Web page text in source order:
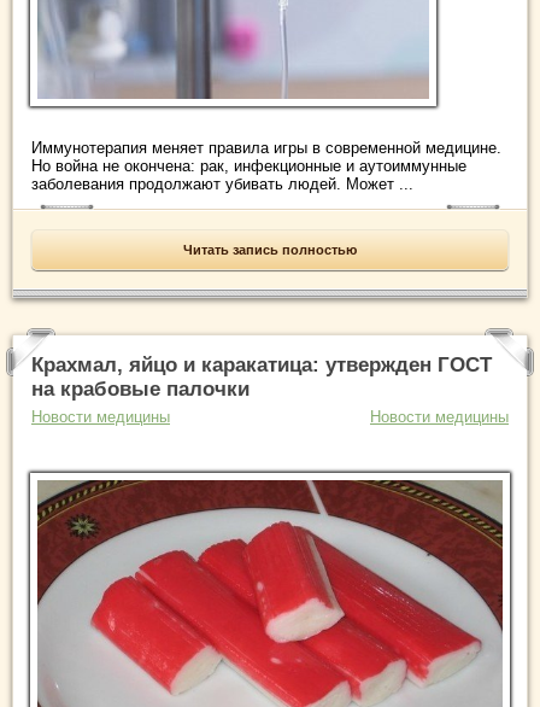
Иммунотерапия меняет правила игры в современной медицине.
Но война не окончена: рак, инфекционные и аутоиммунные
заболевания продолжают убивать людей. Может ...
Читать запись полностью
Крахмал, яйцо и каракатица: утвержден ГОСТ
на крабовые палочки
Новости медицины Новости медицины